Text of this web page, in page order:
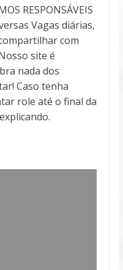
RESPONSÁVEIS
Vagas diárias,
com
site é
nada dos
Caso tenha
role até o final da